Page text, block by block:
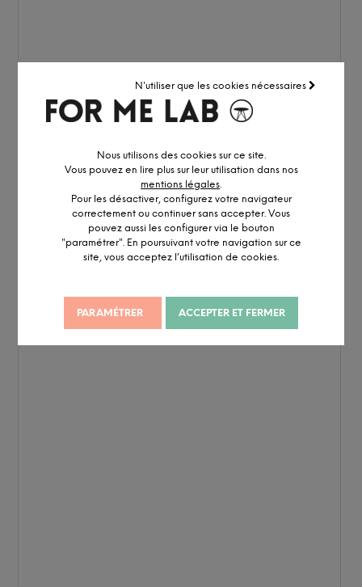
N'utiliser que les cookies nécessaires
Nous utilisons des cookies sur ce site.
Vous pouvez en lire plus sur leur utilisation dans nos
mentions légales.
Pour les désactiver, configurez votre navigateur
correctement ou continuer sans accepter. Vous
pouvez aussi les configurer via le bouton
"paramétrer". En poursuivant votre navigation sur ce
site, vous acceptez l’utilisation de cookies.
PARAMÉTRER ACCEPTER ET FERMER